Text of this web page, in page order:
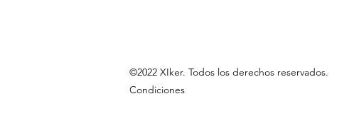
©2022 XIker. Todos los derechos reservados.
Condiciones